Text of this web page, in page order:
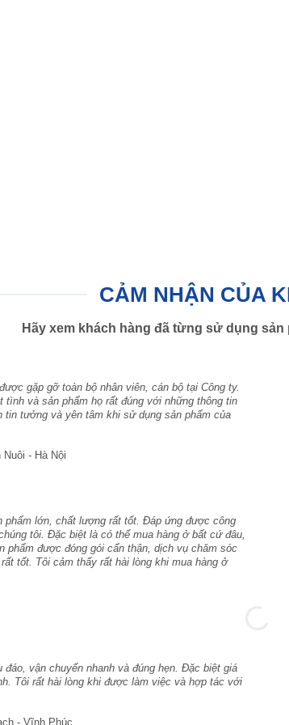
CẢM NHẬN CỦA
Hãy xem khách hàng đã từng sử dụng
gặp gỡ toàn bộ nhân viên, cán bộ tại Công ty.
tình và sản phẩm họ rất đúng với những thông tin
tin tưởng và yên tâm khi sử dụng sản phẩm của
Nuôi - Hà Nội
phẩm lớn, chất lượng rất tốt. Đáp ứng được công
tôi. Đặc biệt là có thể mua hàng ở bất cứ đâu,
phẩm được đóng gói cẩn thận, dịch vụ chăm sóc
tốt. Tôi cảm thấy rất hài lòng khi mua hàng ở
đáo, vận chuyển nhanh và đúng hẹn. Đặc biệt giá
Tôi rất hài lòng khi được làm việc và hợp tác với
- Vĩnh Phúc